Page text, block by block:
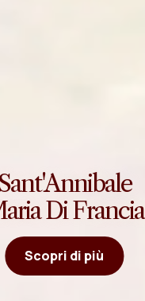
Sant'Annibale
Di Francia
Scopri di più